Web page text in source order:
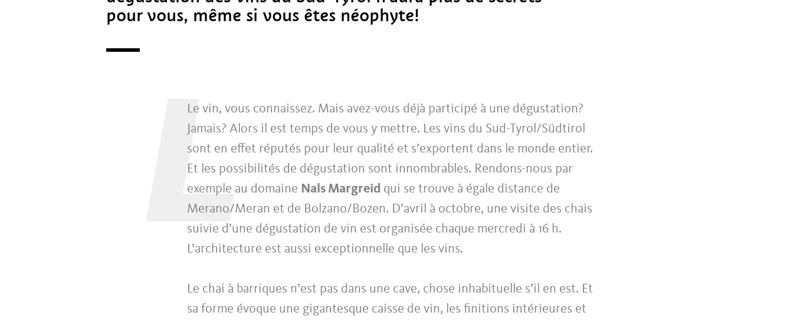
pour vous, même si vous êtes néophyte!
L
Le vin, vous connaissez. Mais avez-vous déjà participé à une dégustation?
Jamais? Alors il est temps de vous y mettre. Les vins du Sud-Tyrol/Südtirol
sont en effet réputés pour leur qualité et s’exportent dans le monde entier.
Et les possibilités de dégustation sont innombrables. Rendons-nous par
exemple au domaine Nals Margreid qui se trouve à égale distance de
Merano/Meran et de Bolzano/Bozen. D’avril à octobre, une visite des chais
suivie d’une dégustation de vin est organisée chaque mercredi à 16 h.
L’architecture est aussi exceptionnelle que les vins.
Le chai à barriques n’est pas dans une cave, chose inhabituelle s’il en est. Et
sa forme évoque une gigantesque caisse de vin, les finitions intérieures et